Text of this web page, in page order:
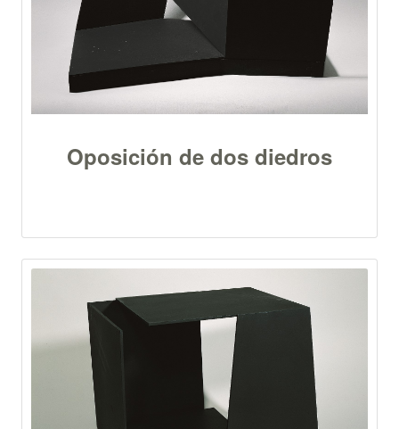
Oposición de dos diedros